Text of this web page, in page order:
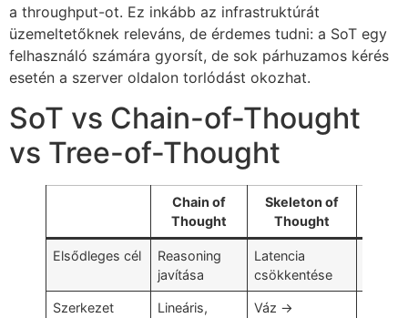
a throughput-ot. Ez inkább az infrastruktúrát
üzemeltetőknek releváns, de érdemes tudni: a SoT egy
felhasználó számára gyorsít, de sok párhuzamos kérés
esetén a szerver oldalon torlódást okozhat.
SoT vs Chain-of-Thought
vs Tree-of-Thought
Chain of
Thought
Skeleton of
Thought
Elsődleges cél
Reasoning
javítása
Latencia
csökkentése
Szerkezet
Lineáris,
Váz →